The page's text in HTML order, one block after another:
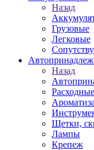
Назад
Грузовые
Легковые
Назад
Щетки,
Лампы
Крепеж